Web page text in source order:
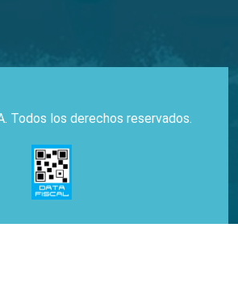
Todos los derechos reservados.